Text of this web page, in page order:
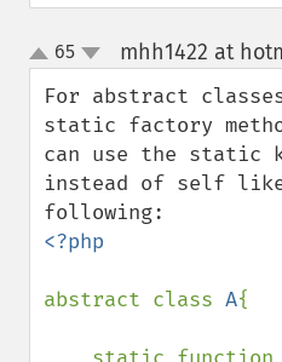
up
down
65 mhh1422 at
For abstract
static factory
can use the static
instead of self
<?php
abstract class A{